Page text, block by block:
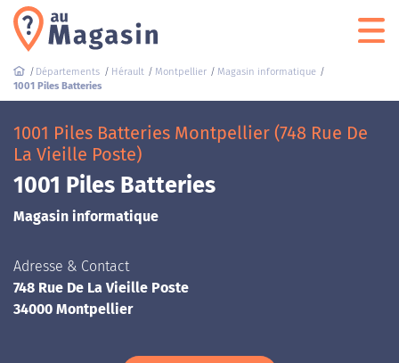
Départements Hérault Montpellier
Magasin informatique
1001 Piles Batteries
1001 Piles Batteries Montpellier (748 Rue De
La Vieille Poste)
1001 Piles Batteries
Magasin informatique
Adresse & Contact
748 Rue De La Vieille Poste
34000 Montpellier